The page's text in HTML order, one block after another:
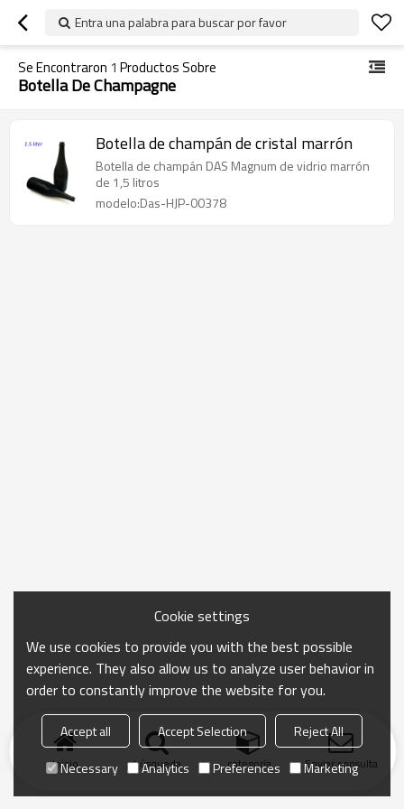
Entra una palabra para buscar por favor
Se Encontraron 1 Productos Sobre
Botella De Champagne
Botella de champán de cristal marrón
Botella de champán DAS Magnum de vidrio marrón
de 1,5 litros
modelo:Das-HJP-00378
Inicio búsqueda categoría Enviar consulta
Cookie settings
We use cookies to provide you with the best possible
experience. They also allow us to analyze user behavior in
order to constantly improve the website for you.
Accept all Accept Selection
Reject All
Necessary
Analytics Preferences Marketing